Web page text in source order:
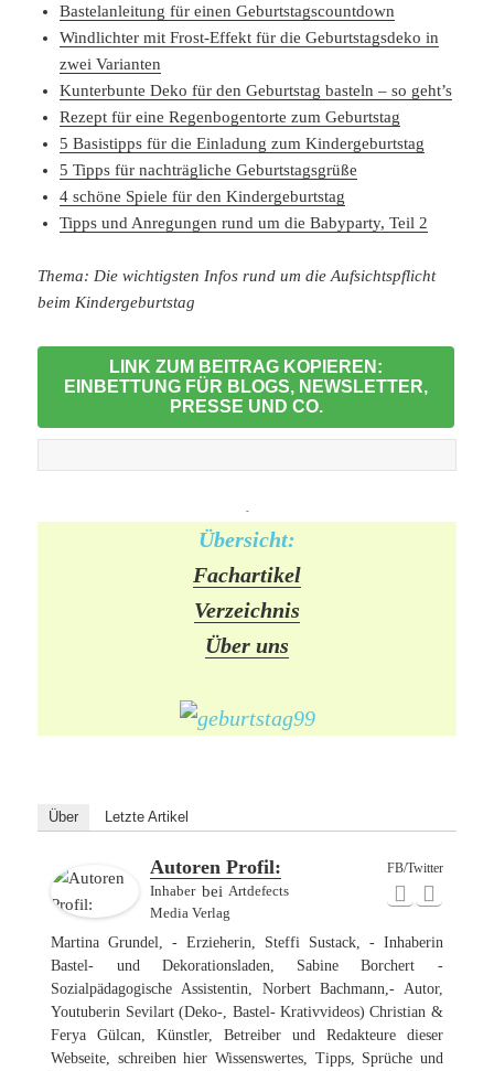
Bastelanleitung für einen Geburtstagscountdown
Windlichter mit Frost-Effekt für die Geburtstagsdeko in
zwei Varianten
Kunterbunte Deko für den Geburtstag basteln – so geht’s
Rezept für eine Regenbogentorte zum Geburtstag
5 Basistipps für die Einladung zum Kindergeburtstag
5 Tipps für nachträgliche Geburtstagsgrüße
4 schöne Spiele für den Kindergeburtstag
Tipps und Anregungen rund um die Babyparty, Teil 2
Thema: Die wichtigsten Infos rund um die Aufsichtspflicht
beim Kindergeburtstag
LINK ZUM BEITRAG KOPIEREN:
EINBETTUNG FÜR BLOGS, NEWSLETTER,
PRESSE UND CO.
-
Übersicht:
Fachartikel
Verzeichnis
Über uns
Über Letzte Artikel
FB/Twitter
Autoren Profil:
Inhaberbei Artdefects
Media Verlag
Martina Grundel, - Erzieherin, Steffi Sustack, - Inhaberin
Bastel- und Dekorationsladen, Sabine Borchert -
Sozialpädagogische Assistentin, Norbert Bachmann,- Autor,
Youtuberin Sevilart (Deko-, Bastel- Krativvideos) Christian &
Ferya Gülcan, Künstler, Betreiber und Redakteure dieser
Webseite, schreiben hier Wissenswertes, Tipps, Sprüche und